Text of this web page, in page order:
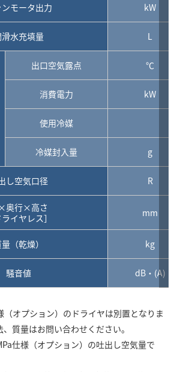
ンモータ出力 kW
水充填量 L
出口空気露点 ℃
消費電力 kW
使用冷媒
冷媒封入量 g
し空気口径 R
奥行×高さ
ライヤレス］
mm
（乾燥） kg
騒音値 dB・(A)
（オプション）のドライヤは別置となりま
質量はお問い合わせください。
仕様（オプション）の吐出し空気量で